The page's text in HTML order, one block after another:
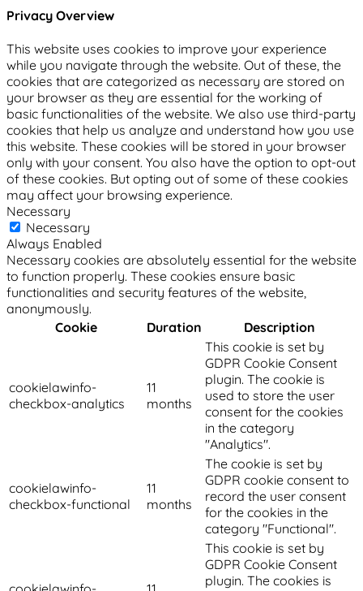
Privacy Overview
This website uses cookies to improve your experience
while you navigate through the website. Out of these, the
cookies that are categorized as necessary are stored on
your browser as they are essential for the working of
basic functionalities of the website. We also use third-party
cookies that help us analyze and understand how you use
this website. These cookies will be stored in your browser
only with your consent. You also have the option to opt-out
of these cookies. But opting out of some of these cookies
may affect your browsing experience.
Necessary
Necessary
Always Enabled
Necessary cookies are absolutely essential for the website
to function properly. These cookies ensure basic
functionalities and security features of the website,
anonymously.
Cookie
Duration Description
cookielawinfo-
checkbox-analytics
11
months
This cookie is set by
GDPR Cookie Consent
plugin. The cookie is
used to store the user
consent for the cookies
in the category
"Analytics".
cookielawinfo-
checkbox-functional
11
months
The cookie is set by
GDPR cookie consent to
record the user consent
for the cookies in the
category "Functional".
This cookie is set by
GDPR Cookie Consent
plugin. The cookies is